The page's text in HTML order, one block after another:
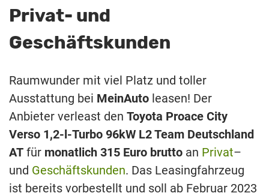
Privat- und
Geschäftskunden
Raumwunder mit viel Platz und toller
Ausstattung bei MeinAuto leasen! Der
Anbieter verleast den Toyota Proace City
Verso 1,2-l-Turbo 96kW L2 Team Deutschland
AT für monatlich 315 Euro brutto an Privat–
und Geschäftskunden. Das Leasingfahrzeug
ist bereits vorbestellt und soll ab Februar 2023